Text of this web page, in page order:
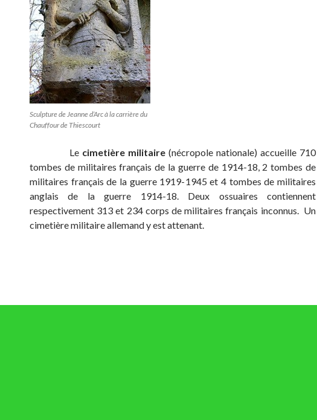
Sculpture de Jeanne d’Arc à la carrière du
Chauffour de Thiescourt
Lecimetière militaire (nécropole nationale) accueille 710
tombes de militaires français de la guerre de 1914-18, 2 tombes de
militaires français de la guerre 1919-1945 et 4 tombes de militaires
anglais de la guerre 1914-18. Deux ossuaires contiennent
respectivement 313 et 234 corps de militaires français inconnus. Un
cimetière militaire allemand y est attenant.